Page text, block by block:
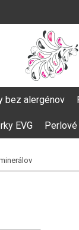
bez alergénov
EVG Perlové